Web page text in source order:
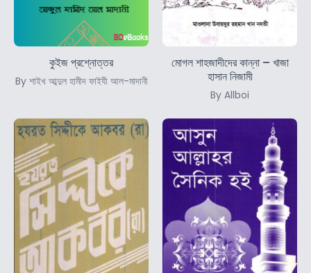
কুইজ প্রশ্নোত্তর
By শাইখ আব্দুল হামীদ ফাইযী আল-মাদানী
মোগল শাহজাদীদের কান্না – খাজা
হাসান নিজামী
By Allboi